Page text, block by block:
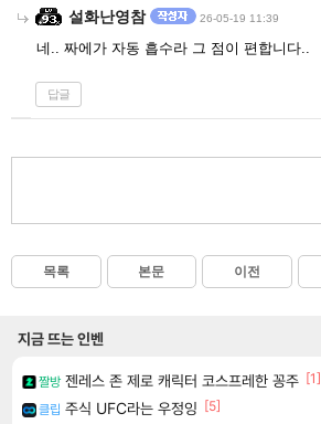
설화난영참 26-05-19 11:39
네.. 짜에가 자동 흡수라 그 점이 편합니다..
답글
목록 본문 이전
지금 뜨는 인벤
짤방 젠레스 존 제로 캐릭터 코스프레한 꽁주 [1]
클립 주식 UFC라는 우정잉 [5]